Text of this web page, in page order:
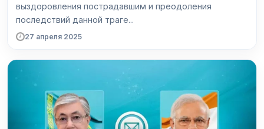
выздоровления пострадавшим и преодоления
последствий данной траге...
27 апреля 2025